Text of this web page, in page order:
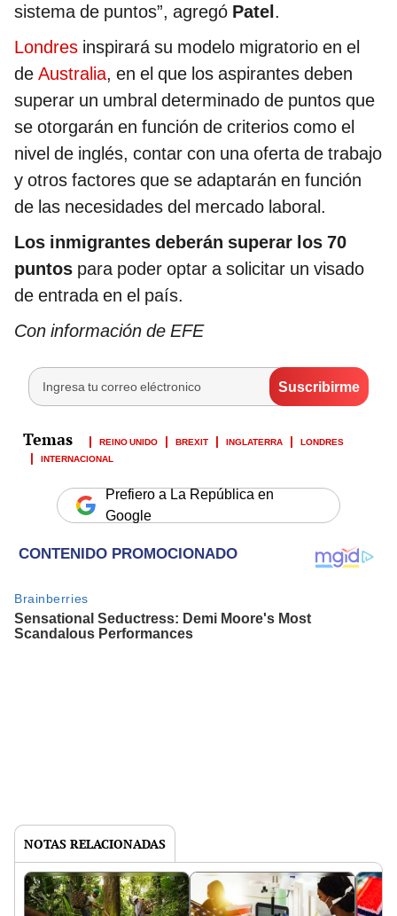
sistema de puntos”, agregó Patel.
Londres inspirará su modelo migratorio en el
de Australia, en el que los aspirantes deben
superar un umbral determinado de puntos que
se otorgarán en función de criterios como el
nivel de inglés, contar con una oferta de trabajo
y otros factores que se adaptarán en función
de las necesidades del mercado laboral.
Los inmigrantes deberán superar los 70
puntos para poder optar a solicitar un visado
de entrada en el país.
Con información de EFE
REINO UNIDO BREXIT INGLATERRA
LONDRES
INTERNACIONAL
Prefiero a La República en
Google
NOTAS RELACIONADAS